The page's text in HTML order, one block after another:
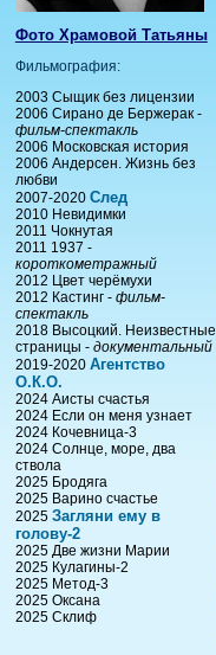
Фото Храмовой Татьяны
Фильмография:
2003 Сыщик без лицензии
2006 Сирано де Бержерак -
фильм-спектакль
2006 Московская история
2006 Андерсен. Жизнь без
любви
2007-2020 След
2010 Невидимки
2011 Чокнутая
2011 1937 -
короткометражный
2012 Цвет черёмухи
2012 Кастинг - фильм-
спектакль
2018 Высоцкий. Неизвестные
страницы - документальный
2019-2020 Агентство
О.К.О.
2024 Аисты счастья
2024 Если он меня узнает
2024 Кочевница-3
2024 Солнце, море, два
ствола
2025 Бродяга
2025 Варино счастье
2025 Загляни ему в
голову-2
2025 Две жизни Марии
2025 Кулагины-2
2025 Метод-3
2025 Оксана
2025 Склиф